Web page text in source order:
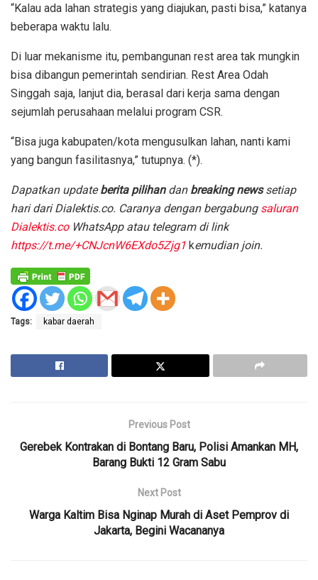
“Kalau ada lahan strategis yang diajukan, pasti bisa,” katanya
beberapa waktu lalu.
Di luar mekanisme itu, pembangunan rest area tak mungkin
bisa dibangun pemerintah sendirian. Rest Area Odah
Singgah saja, lanjut dia, berasal dari kerja sama dengan
sejumlah perusahaan melalui program CSR.
“Bisa juga kabupaten/kota mengusulkan lahan, nanti kami
yang bangun fasilitasnya,” tutupnya. (*).
Dapatkan updateberita pilihan dan breaking newssetiap
hari dari Dialektis.co. Caranya dengan bergabung saluran
Dialektis.coWhatsApp atau telegram di link
https://t.me/+CNJcnW6EXdo5Zjg1 kemudian join.
Tags: kabar daerah
Previous Post
Gerebek Kontrakan di Bontang Baru, Polisi Amankan MH,
Barang Bukti 12 Gram Sabu
Next Post
Warga Kaltim Bisa Nginap Murah di Aset Pemprov di
Jakarta, Begini Wacananya